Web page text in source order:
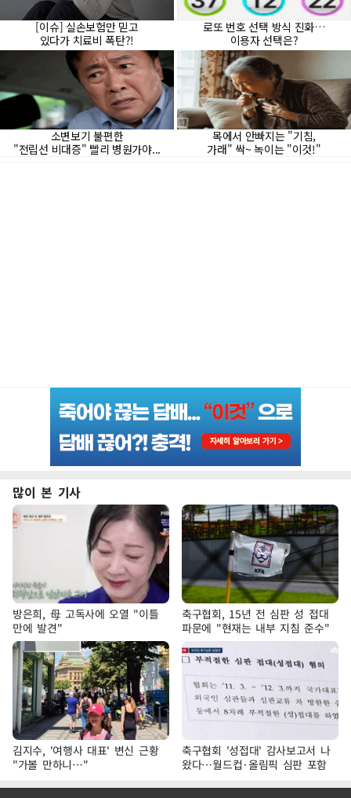
많이 본 기사
방은희, 母 고독사에 오열 "이틀
만에 발견"
축구협회, 15년 전 심판 성 접대
파문에 "현재는 내부 지침 준수"
김지수, '여행사 대표' 변신 근황
"가볼 만하니…"
축구협회 '성접대' 감사보고서 나
왔다…월드컵·올림픽 심판 포함